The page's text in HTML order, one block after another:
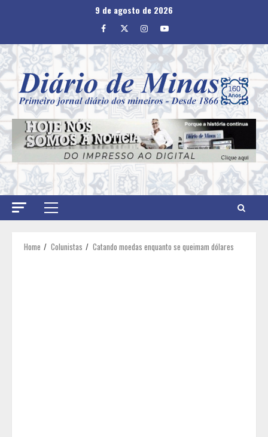
9 de agosto de 2026
Facebook
TwitterInstagram
Youtube
Primary
Home Colunistas Catando moedas enquanto se queimam dólares